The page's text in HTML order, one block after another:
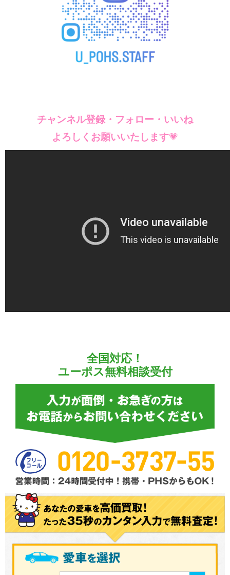
チャンネル登録・フォロー・ いいね
よろしくお願いいたします💗
全国対応！
ユーポス無料相談受付